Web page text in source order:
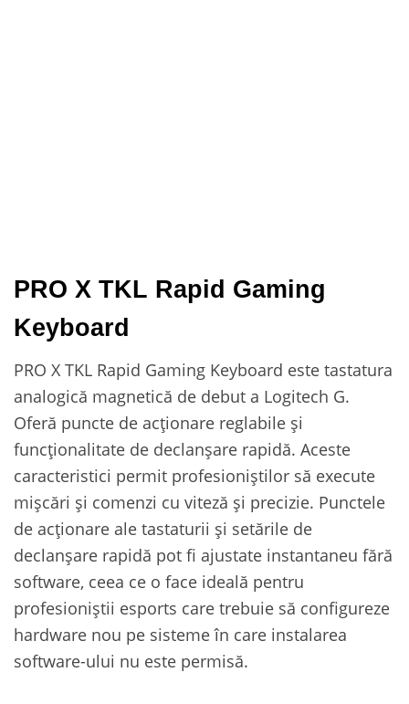
PRO X TKL Rapid Gaming
Keyboard
PRO X TKL Rapid Gaming Keyboard este tastatura
analogică magnetică de debut a Logitech G.
Oferă puncte de acționare reglabile și
funcționalitate de declanșare rapidă. Aceste
caracteristici permit profesioniștilor să execute
mișcări și comenzi cu viteză și precizie. Punctele
de acționare ale tastaturii și setările de
declanșare rapidă pot fi ajustate instantaneu fără
software, ceea ce o face ideală pentru
profesioniștii esports care trebuie să configureze
hardware nou pe sisteme în care instalarea
software-ului nu este permisă.